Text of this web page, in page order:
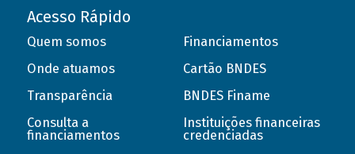
Acesso Rápido
Quem somos
Onde atuamos
Transparência
Consulta a
financiamentos
Financiamentos
Cartão BNDES
BNDES Finame
Instituições financeiras
credenciadas